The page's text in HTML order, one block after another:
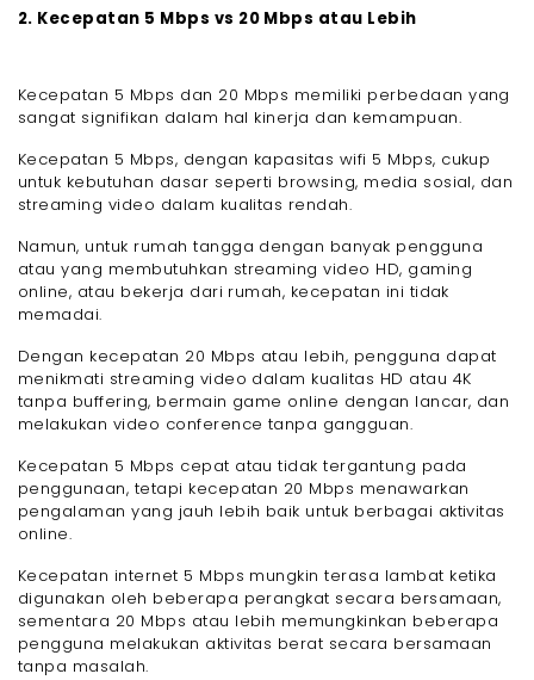
2. Kecepatan 5 Mbps vs 20 Mbps atau Lebih
Kecepatan 5 Mbps dan 20 Mbps memiliki perbedaan yang
sangat signifikan dalam hal kinerja dan kemampuan.
Kecepatan 5 Mbps, dengan kapasitas wifi 5 Mbps, cukup
untuk kebutuhan dasar seperti browsing, media sosial, dan
streaming video dalam kualitas rendah.
Namun, untuk rumah tangga dengan banyak pengguna
atau yang membutuhkan streaming video HD, gaming
online, atau bekerja dari rumah, kecepatan ini tidak
memadai.
Dengan kecepatan 20 Mbps atau lebih, pengguna dapat
menikmati streaming video dalam kualitas HD atau 4K
tanpa buffering, bermain game online dengan lancar, dan
melakukan video conference tanpa gangguan.
Kecepatan 5 Mbps cepat atau tidak tergantung pada
penggunaan, tetapi kecepatan 20 Mbps menawarkan
pengalaman yang jauh lebih baik untuk berbagai aktivitas
online.
Kecepatan internet 5 Mbps mungkin terasa lambat ketika
digunakan oleh beberapa perangkat secara bersamaan,
sementara 20 Mbps atau lebih memungkinkan beberapa
pengguna melakukan aktivitas berat secara bersamaan
tanpa masalah.